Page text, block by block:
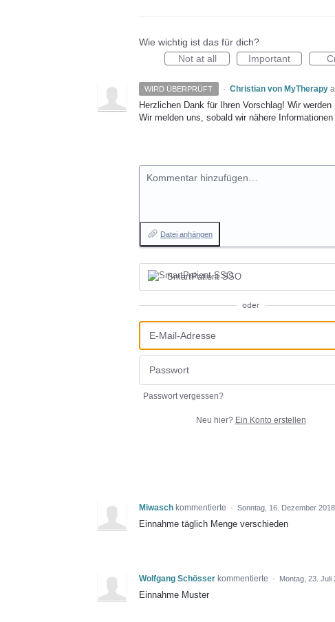
Wie wichtig ist das für dich?
Not at all
Important
WIRD ÜBERPRÜFT · Christian von MyTherapy
Herzlichen Dank für Ihren Vorschlag! Wir
Wir melden uns, sobald wir nähere
Kommentar hinzufügen…
Datei anhängen
SmartPatient SSO
oder
Passwort vergessen?
Neu hier? Ein Konto erstellen
Miwasch kommentierte · Sonntag, 16. Dezember
Einnahme täglich Menge verschieden
Wolfgang Schösser kommentierte · Montag, 23. Juli
Einnahme Muster